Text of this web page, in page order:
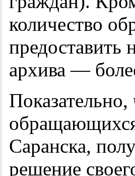
количество
предоставить
архива —
Саранска,
решение